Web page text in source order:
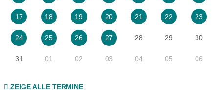
17 18 19 20 21 22 23
24 25 26 27 28 29 30
31 01 02 03 04 05 06
ZEIGE ALLE TERMINE